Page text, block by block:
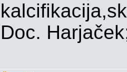
Doc.